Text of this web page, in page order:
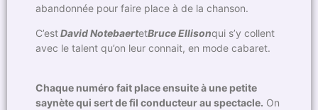
abandonnée pour faire place à de la chanson.
C’estDavid NotebaertetBruce Ellisonqui s’y collent
avec le talent qu’on leur connait, en mode cabaret.
Chaque numéro fait place ensuite à une petite
saynète qui sert de fil conducteur au spectacle. On